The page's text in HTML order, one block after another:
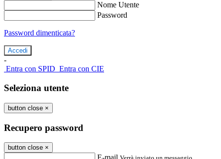
Nome Utente
Password
Password dimenticata?
-
Entra con SPID Entra con CIE
Seleziona utente
button close ×
Recupero password
button close ×